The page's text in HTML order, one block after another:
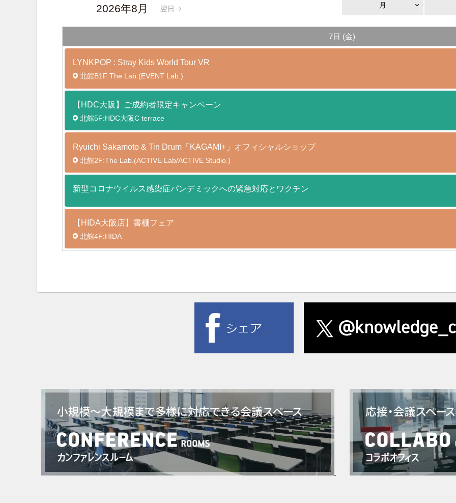
2026年8月 翌日 月
7日 (金)
LYNKPOP : Stray Kids World TourVR
北館B1F:The Lab.(EVENT Lab.)
【HDC大阪】ご成約者限定キャンペーン
北館5F:HDC大阪C terrace
Ryuichi Sakamoto & Tin Drum「KAGAMI+」オフィシャルショップ
北館2F:The Lab.(ACTIVE Lab/ACTIVE Studio.)
新型コロナウイルス感染症パンデミックへの緊急対応とワクチン
【HIDA大阪店】書棚フェア
北館4F:HIDA